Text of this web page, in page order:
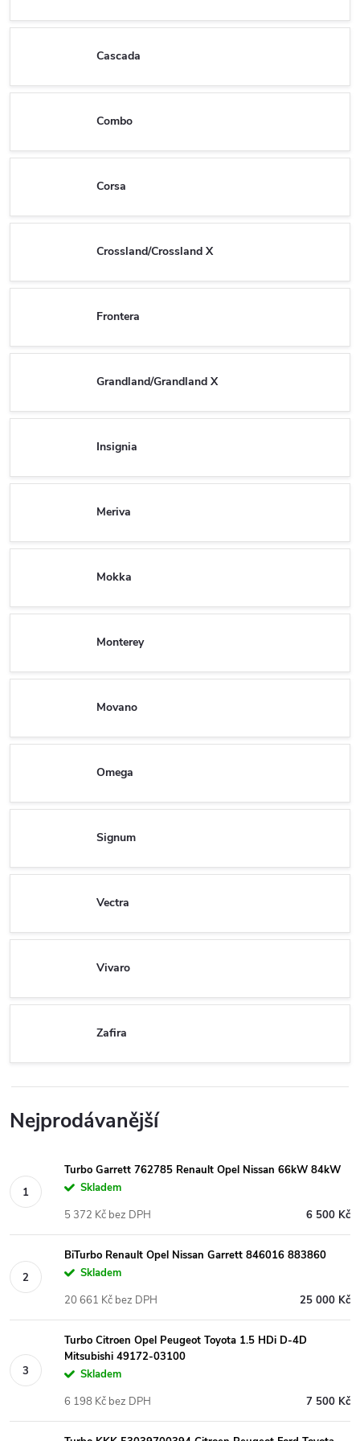
Cascada
Combo
Corsa
Crossland/Crossland X
Frontera
Grandland/Grandland X
Insignia
Meriva
Mokka
Monterey
Movano
Omega
Signum
Vectra
Vivaro
Zafira
Nejprodávanější
Turbo Garrett 762785 Renault Opel Nissan 66kW 84kW
Skladem
6 500 Kč
5 372 Kč bez DPH
BiTurbo Renault Opel Nissan Garrett 846016 883860
Skladem
25 000 Kč
20 661 Kč bez DPH
Turbo Citroen Opel Peugeot Toyota 1.5 HDi D-4D
Mitsubishi 49172-03100
Skladem
7 500 Kč
6 198 Kč bez DPH